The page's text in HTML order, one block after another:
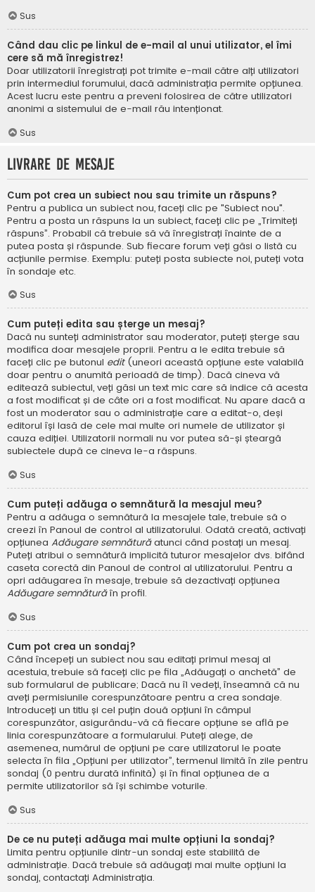
Sus
Când dau clic pe linkul de e-mail al unui utilizator, el îmi
cere să mă înregistrez!
Doar utilizatorii înregistrați pot trimite e-mail către alți utilizatori
prin intermediul forumului, dacă administrația permite opțiunea.
Acest lucru este pentru a preveni folosirea de către utilizatori
anonimi a sistemului de e-mail rău intenționat.
Sus
Livrare de mesaje
Cum pot crea un subiect nou sau trimite un răspuns?
Pentru a publica un subiect nou, faceți clic pe "Subiect nou".
Pentru a posta un răspuns la un subiect, faceți clic pe „Trimiteți
răspuns”. Probabil că trebuie să vă înregistrați înainte de a
putea posta și răspunde. Sub fiecare forum veți găsi o listă cu
acțiunile permise. Exemplu: puteți posta subiecte noi, puteți vota
în sondaje etc.
Sus
Cum puteți edita sau șterge un mesaj?
Dacă nu sunteți administrator sau moderator, puteți șterge sau
modifica doar mesajele proprii. Pentru a le edita trebuie să
faceți clic pe butonul edit (uneori această opțiune este valabilă
doar pentru o anumită perioadă de timp). Dacă cineva vă
editează subiectul, veți găsi un text mic care să indice că acesta
a fost modificat și de câte ori a fost modificat. Nu apare dacă a
fost un moderator sau o administrație care a editat-o, deși
editorul își lasă de cele mai multe ori numele de utilizator și
cauza ediției. Utilizatorii normali nu vor putea să-și șteargă
subiectele după ce cineva le-a răspuns.
Sus
Cum puteți adăuga o semnătură la mesajul meu?
Pentru a adăuga o semnătură la mesajele tale, trebuie să o
creezi în Panoul de control al utilizatorului. Odată creată, activați
opțiunea Adăugare semnăturăatunci când postați un mesaj.
Puteți atribui o semnătură implicită tuturor mesajelor dvs. bifând
caseta corectă din Panoul de control al utilizatorului. Pentru a
opri adăugarea în mesaje, trebuie să dezactivați opțiunea
Adăugare semnăturăîn profil.
Sus
Cum pot crea un sondaj?
Când începeți un subiect nou sau editați primul mesaj al
acestuia, trebuie să faceți clic pe fila „Adăugați o anchetă” de
sub formularul de publicare; Dacă nu îl vedeți, înseamnă că nu
aveți permisiunile corespunzătoare pentru a crea sondaje.
Introduceți un titlu și cel puțin două opțiuni în câmpul
corespunzător, asigurându-vă că fiecare opțiune se află pe
linia corespunzătoare a formularului. Puteți alege, de
asemenea, numărul de opțiuni pe care utilizatorul le poate
selecta în fila „Opțiuni per utilizator”, termenul limită în zile pentru
sondaj (0 pentru durată infinită) și în final opțiunea de a
permite utilizatorilor să își schimbe voturile.
Sus
De ce nu puteți adăuga mai multe opțiuni la sondaj?
Limita pentru opțiunile dintr-un sondaj este stabilită de
administrație. Dacă trebuie să adăugați mai multe opțiuni la
sondaj, contactați Administrația.